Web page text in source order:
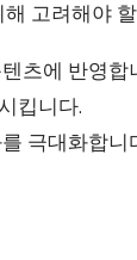
고려해야
츠에 반영합
킵니다.
극대화합니